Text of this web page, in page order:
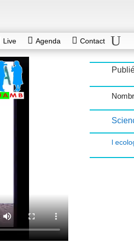
Live Agenda Contact
l